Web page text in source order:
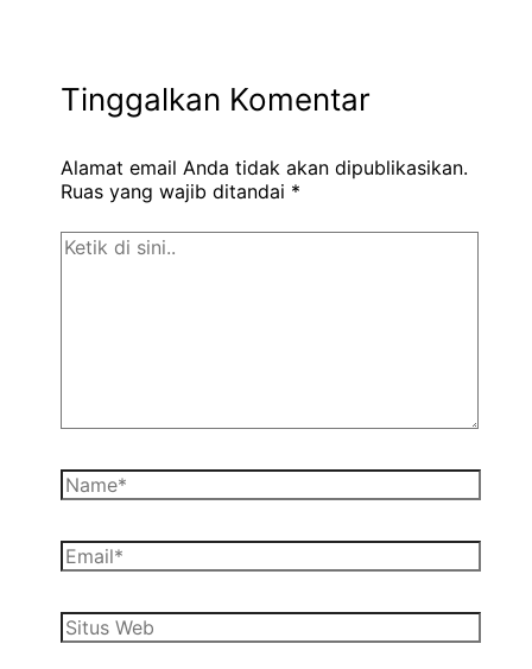
Tinggalkan Komentar
Alamat email Anda tidak akan dipublikasikan.
Ruas yang wajib ditandai *